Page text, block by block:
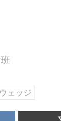
して構える時の
ウェッジ